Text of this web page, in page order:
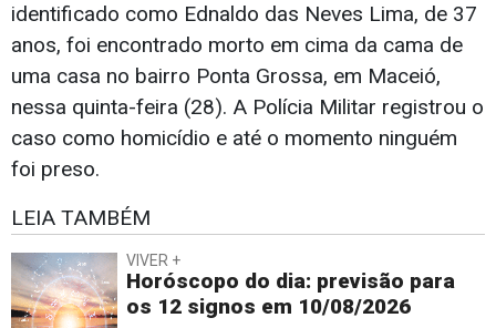
identificado como Ednaldo das Neves Lima, de 37
anos, foi encontrado morto em cima da cama de
uma casa no bairro Ponta Grossa, em Maceió,
nessa quinta-feira (28). A Polícia Militar registrou o
caso como homicídio e até o momento ninguém
foi preso.
LEIA TAMBÉM
VIVER +
Horóscopo do dia: previsão para
os 12 signos em 10/08/2026